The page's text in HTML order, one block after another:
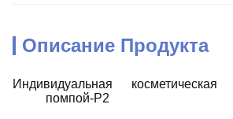
Описание Продукта
Индивидуальная
помпой-P2